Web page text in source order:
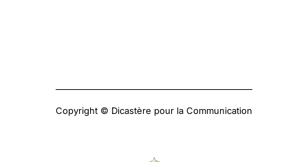
Copyright © Dicastère pour la Communication